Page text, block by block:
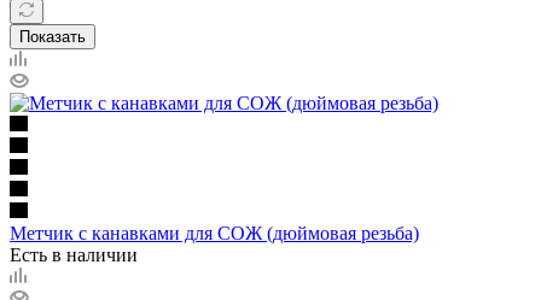
Показать
Метчик с канавками для СОЖ (дюймовая резьба)
Есть в наличии